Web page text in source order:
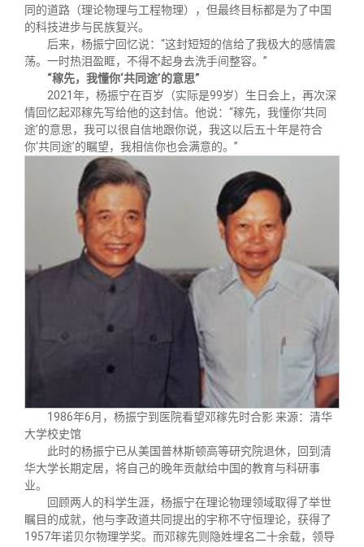
同的道路（理论物理与工程物理），但最终目标都是为了中国
的科技进步与民族复兴。
后来，杨振宁回忆说：“这封短短的信给了我极大的感情震
荡。一时热泪盈眶，不得不起身去洗手间整容。”
“稼先，我懂你‘共同途’的意思”
2021年，杨振宁在百岁（实际是99岁）生日会上，再次深
情回忆起邓稼先写给他的这封信。他说：“稼先，我懂你‘共同
途’的意思，我可以很自信地跟你说，我这以后五十年是符合
你‘共同途’的瞩望，我相信你也会满意的。”
1986年6月，杨振宁到医院看望邓稼先时合影 来源：清华
大学校史馆
此时的杨振宁已从美国普林斯顿高等研究院退休，回到清
华大学长期定居，将自己的晚年贡献给中国的教育与科研事
业。
回顾两人的科学生涯，杨振宁在理论物理领域取得了举世
瞩目的成就，他与李政道共同提出的宇称不守恒理论，获得了
1957年诺贝尔物理学奖。而邓稼先则隐姓埋名二十余载，领导